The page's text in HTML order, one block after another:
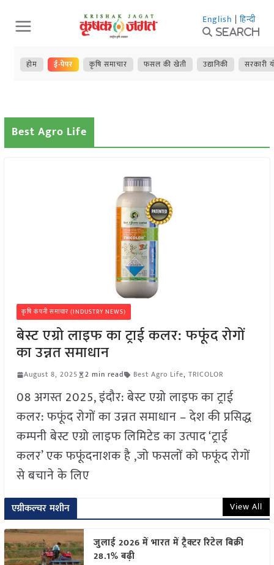
Skip
to
content
English | हिन्दी
Search
होम ई-पेपर कृषि समाचार फसल की खेती उद्यानिकी सरकारी
Best Agro Life
कृषि कंपनी समाचार (INDUSTRY NEWS)
बेस्ट एग्रो लाइफ का ट्राई कलर: फफूंद रोगों
का उन्नत समाधान
August 8, 2025 2 min read Best Agro Life, TRICOLOR
08 अगस्त 2025, इंदौर: बेस्ट एग्रो लाइफ का ट्राई
कलर: फफूंद रोगों का उन्नत समाधान – देश की प्रसिद्ध
कम्पनी बेस्ट एग्रो लाइफ लिमिटेड का उत्पाद ‘ट्राई
कलर’ एक फफूंदनाशक है ,जो फसलों को फफूंद रोगों
से बचाने के लिए
एग्रीकल्चर मशीन View All
जुलाई 2026 में भारत में ट्रैक्टर रिटेल बिक्री
28.1% बढ़ी